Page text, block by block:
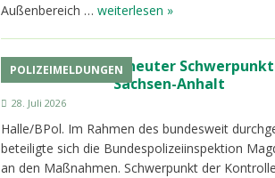
Außenbereich … weiterlesen »
POLIZEIMELDUNGENErneuter
Sachsen-Anhalt
28. Juli 2026
Halle/BPol. Im Rahmen des bundesweit
beteiligte sich die Bundespolizeiinspektion
an den Maßnahmen. Schwerpunkt der